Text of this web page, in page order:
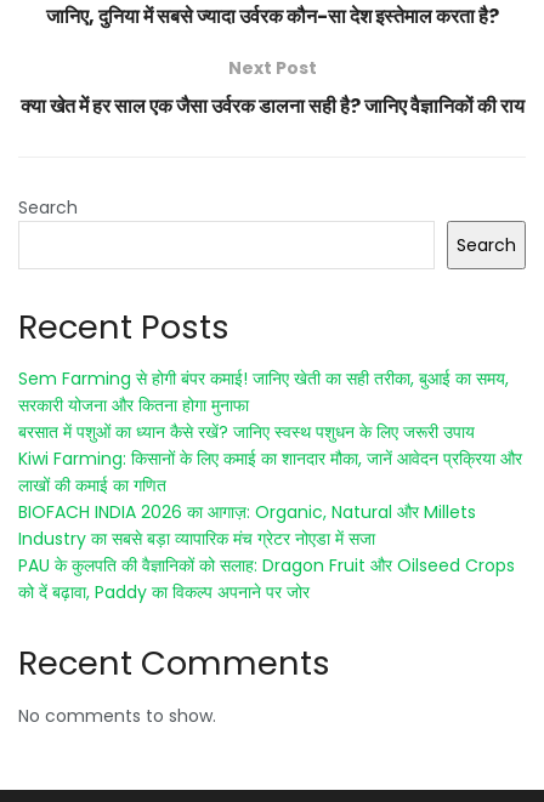
जानिए, दुनिया में सबसे ज्यादा उर्वरक कौन-सा देश इस्तेमाल करता है?
Next Post
क्या खेत में हर साल एक जैसा उर्वरक डालना सही है? जानिए वैज्ञानिकों की राय
Search
Search
Recent Posts
Sem Farming से होगी बंपर कमाई! जानिए खेती का सही तरीका, बुआई का समय,
सरकारी योजना और कितना होगा मुनाफा
बरसात में पशुओं का ध्यान कैसे रखें? जानिए स्वस्थ पशुधन के लिए जरूरी उपाय
Kiwi Farming: किसानों के लिए कमाई का शानदार मौका, जानें आवेदन प्रक्रिया और
लाखों की कमाई का गणित
BIOFACH INDIA 2026 का आगाज़: Organic, Natural और Millets
Industry का सबसे बड़ा व्यापारिक मंच ग्रेटर नोएडा में सजा
PAU के कुलपति की वैज्ञानिकों को सलाह: Dragon Fruit और Oilseed Crops
को दें बढ़ावा, Paddy का विकल्प अपनाने पर जोर
Recent Comments
No comments to show.